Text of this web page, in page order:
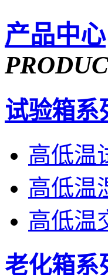
产品中心
试验箱系
高低温
高低温
高低温
老化箱系